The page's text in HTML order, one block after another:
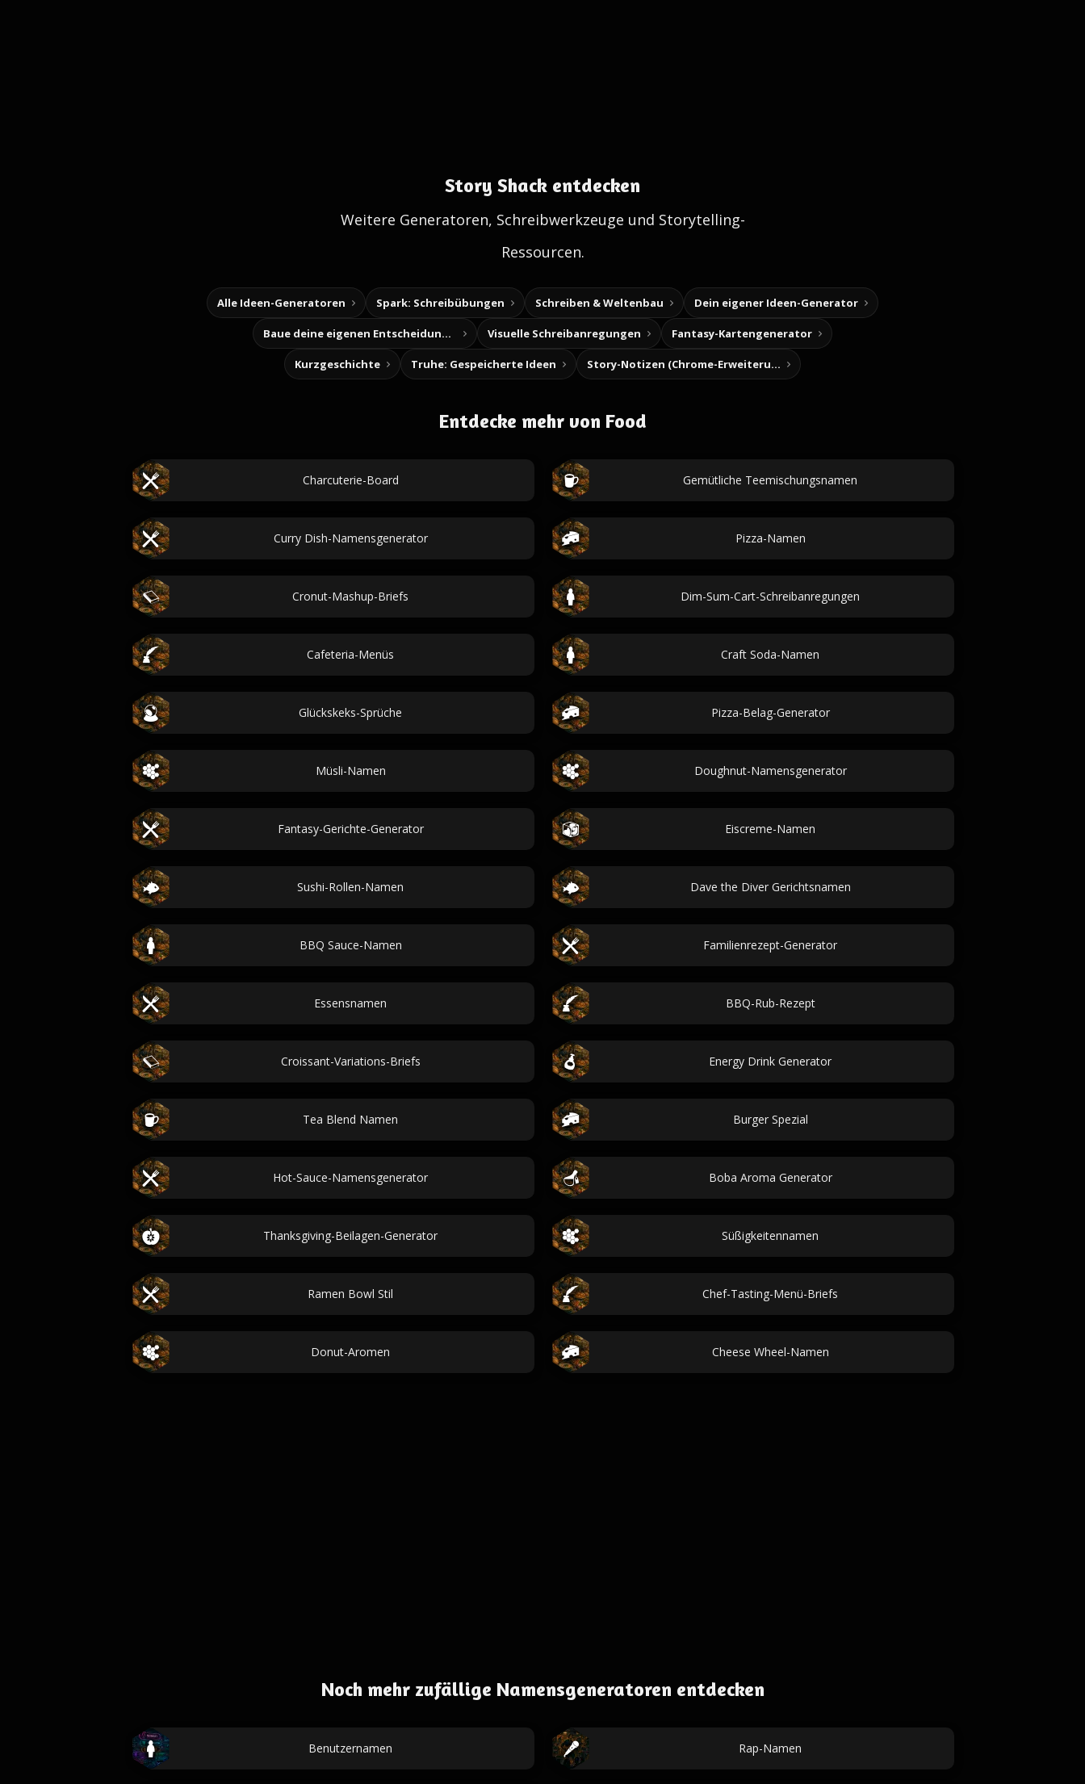
Story Shack entdecken
Weitere Generatoren, Schreibwerkzeuge und Storytelling-
Ressourcen.
Alle Ideen-Generatoren Spark: Schreibübungen Schreiben & Weltenbau Dein eigener Ideen-Generator
Baue deine eigenen Entscheidungsabenteuer Visuelle Schreibanregungen Fantasy-Kartengenerator
Kurzgeschichte Truhe: Gespeicherte Ideen Story-Notizen (Chrome-Erweiterung)
Entdecke mehr von Food
Charcuterie-Board Gemütliche Teemischungsnamen
Curry Dish-Namensgenerator Pizza-Namen
Cronut-Mashup-Briefs Dim-Sum-Cart-Schreibanregungen
Cafeteria-Menüs Craft Soda-Namen
Glückskeks-Sprüche Pizza-Belag-Generator
Müsli-Namen Doughnut-Namensgenerator
Fantasy-Gerichte-Generator Eiscreme-Namen
Sushi-Rollen-Namen Dave the Diver Gerichtsnamen
BBQ Sauce-Namen Familienrezept-Generator
Essensnamen BBQ-Rub-Rezept
Croissant-Variations-Briefs Energy Drink Generator
Tea Blend Namen Burger Spezial
Hot-Sauce-Namensgenerator Boba Aroma Generator
Thanksgiving-Beilagen-Generator Süßigkeitennamen
Ramen Bowl Stil Chef-Tasting-Menü-Briefs
Donut-Aromen Cheese Wheel-Namen
Noch mehr zufällige Namensgeneratoren entdecken
Benutzernamen Rap-Namen